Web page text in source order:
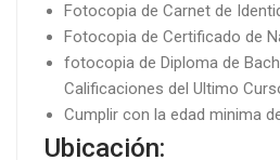
Fotocopia de Carnet de
Fotocopia de Certificado de
fotocopia de Diploma de
Calificaciones del Ultimo
Cumplir con la edad minima
Ubicación: